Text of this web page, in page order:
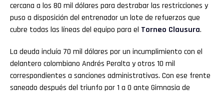
cercana a los 80 mil dólares para destrabar las restricciones y
puso a disposición del entrenador un lote de refuerzos que
cubre todas las líneas del equipo para el Torneo Clausura.
La deuda incluía 70 mil dólares por un incumplimiento con el
delantero colombiano Andrés Peralta y otros 10 mil
correspondientes a sanciones administrativas. Con ese frente
saneado después del triunfo por 1 a 0 ante Gimnasia de